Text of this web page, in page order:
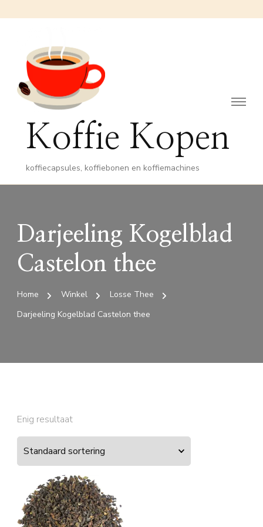
Koffie Kopen
koffiecapsules, koffiebonen en koffiemachines
Darjeeling Kogelblad
Castelon thee
Home Winkel
Losse Thee
Darjeeling Kogelblad Castelon thee
Enig resultaat